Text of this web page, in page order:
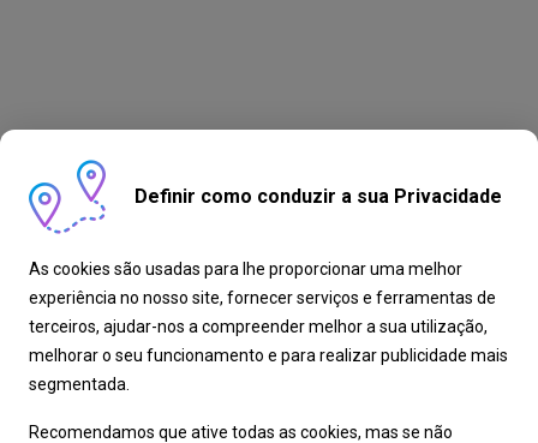
Definir como conduzir a sua Privacidade
As cookies são usadas para lhe proporcionar uma melhor
experiência no nosso site, fornecer serviços e ferramentas de
terceiros, ajudar-nos a compreender melhor a sua utilização,
melhorar o seu funcionamento e para realizar publicidade mais
segmentada.
Recomendamos que ative todas as cookies, mas se não